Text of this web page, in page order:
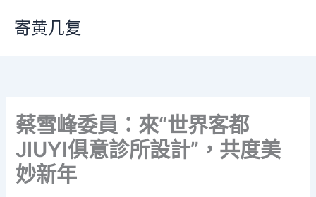
要
寄黄几复
蔡雪峰委員：來“世界客都
JIUYI俱意診所設計”，共度美
妙新年